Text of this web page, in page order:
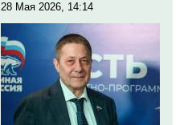
28 Мая 2026, 14:14